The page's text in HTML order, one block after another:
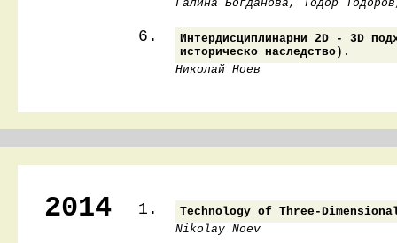
Галина Богданова, Тодор
6.
Интердисциплинарни 2D - 3D
историческо наследство).
Николай Ноев
2014 1.
Technology of Three-
Nikolay Noev